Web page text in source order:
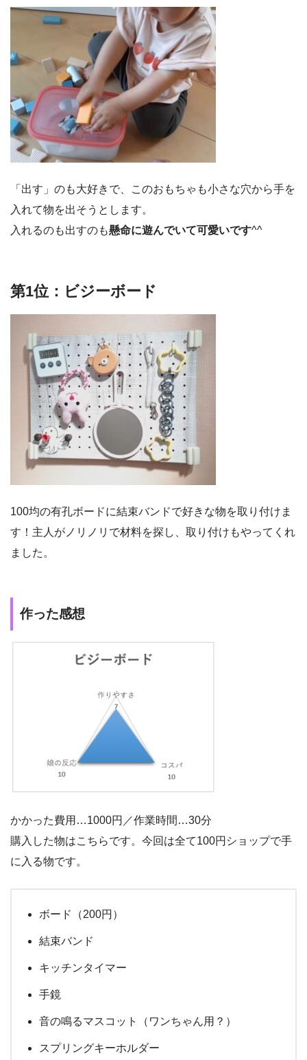
「出す」のも大好きで、このおもちゃも小さな穴から手を
入れて物を出そうとします。
入れるのも出すのも懸命に遊んでいて可愛いです^^
第1位：ビジーボード
100均の有孔ボードに結束バンドで好きな物を取り付けま
す！主人がノリノリで材料を探し、取り付けもやってくれ
ました。
作った感想
かかった費用…1000円／作業時間…30分
購入した物はこちらです。今回は全て100円ショップで手
に入る物です。
ボード（200円）
結束バンド
キッチンタイマー
手鏡
音の鳴るマスコット（ワンちゃん用？）
スプリングキーホルダー